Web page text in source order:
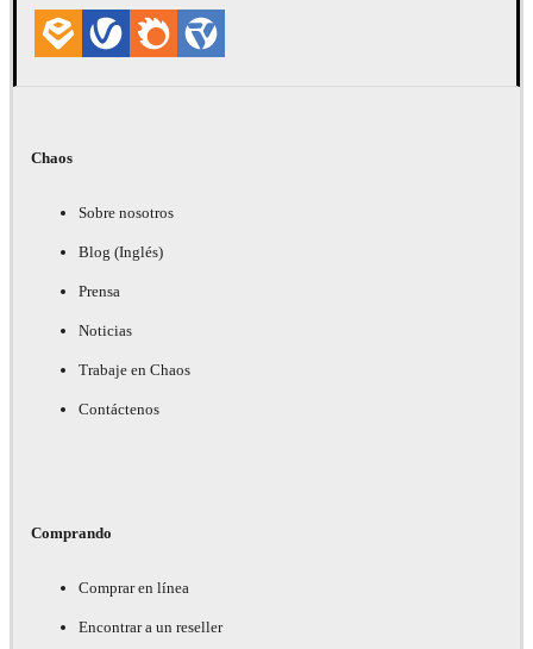
Chaos
Sobre nosotros
Blog (Inglés)
Prensa
Noticias
Trabaje en Chaos
Contáctenos
Comprando
Comprar en línea
Encontrar a un reseller